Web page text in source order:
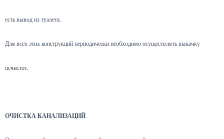
есть вывод из туалета.
Для всех этих конструкций периодически необходимо осуществлять выкачку
нечистот.
ОЧИСТКА КАНАЛИЗАЦИЙ